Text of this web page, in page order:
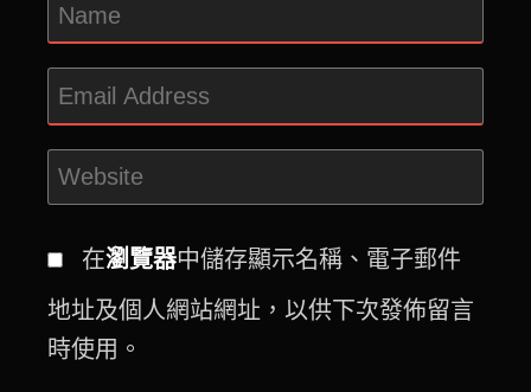
在瀏覽器中儲存顯示名稱、電子郵件
地址及個人網站網址，以供下次發佈留言
時使用。